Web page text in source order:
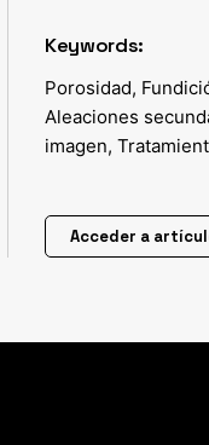
Keywords:
Porosidad,
Aleaciones
imagen,
Acceder a